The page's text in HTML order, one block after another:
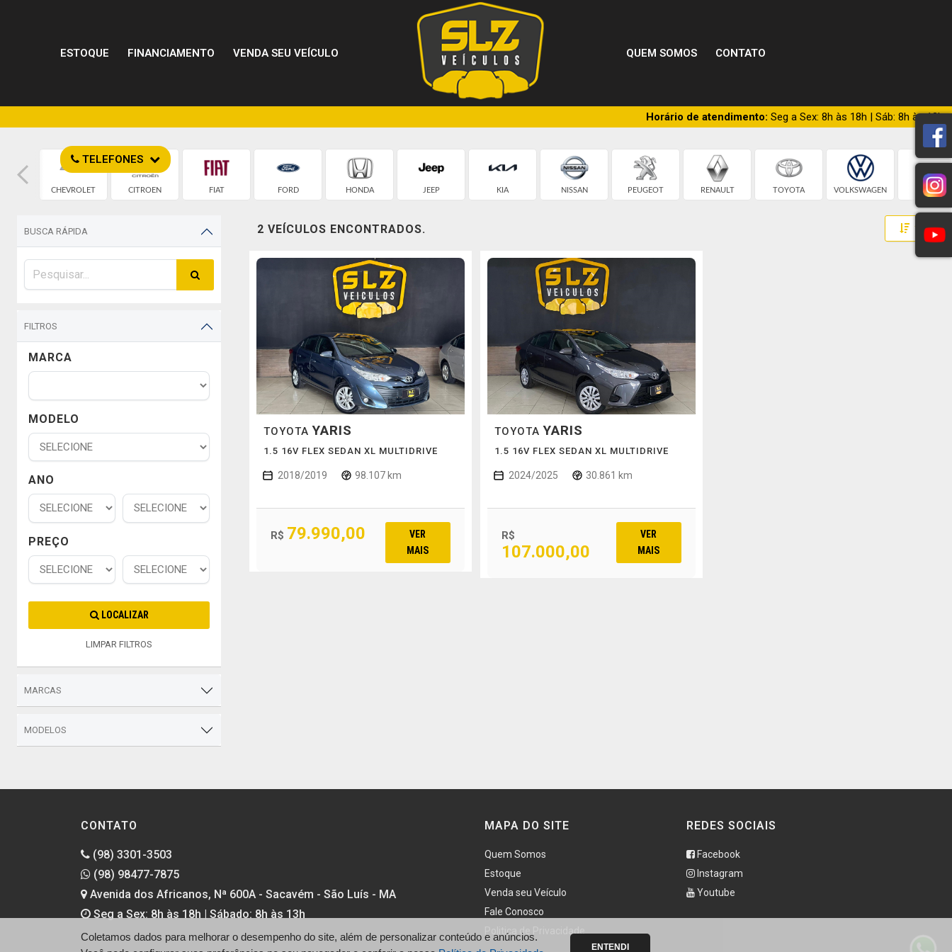
ESTOQUE FINANCIAMENTO VENDA SEU VEÍCULO QUEM SOMOS CONTATO
TELEFONES
Horário de atendimento: Seg a Sex: 8h às 18h | Sáb: 8h às 13h
CHEVROLET CITROEN FIAT FORD HONDA JEEP KIA NISSAN PEUGEOT RENAULT TOYOTA VOLKSWAGEN BMW
BUSCA RÁPIDA
FILTROS
MARCA
MODELO
ANO
PREÇO
LOCALIZAR
LIMPAR FILTROS
MARCAS
MODELOS
2 VEÍCULOS ENCONTRADOS. Toggle
TOYOTA YARIS
1.5 16V FLEX SEDAN XL MULTIDRIVE
2018/2019 98.107 km
R$ 79.990,00
VER
MAIS
TOYOTA YARIS
1.5 16V FLEX SEDAN XL MULTIDRIVE
2024/2025 30.861 km
R$
107.000,00
VER
MAIS
CONTATO
(98) 3301-3503
(98) 98477-7875
Avenida dos Africanos, Nª 600A - Sacavém - São Luís - MA
Seg a Sex: 8h às 18h | Sábado: 8h às 13h
MAPA DO SITE
Quem Somos
Estoque
Venda seu Veículo
Fale Conosco
Politica de Privacidade
REDES SOCIAIS
Facebook
Instagram
Youtube
Coletamos dados para melhorar o desempenho do site, além de personalizar conteúdo e anúncios.
ENTENDI